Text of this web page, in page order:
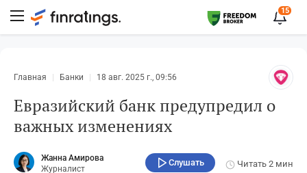
15
Главная Банки 18 авг. 2025 г., 09:56
Евразийский банк предупредил о
важных изменениях
Жанна Амирова
Журналист
Слушать Читать 2 мин